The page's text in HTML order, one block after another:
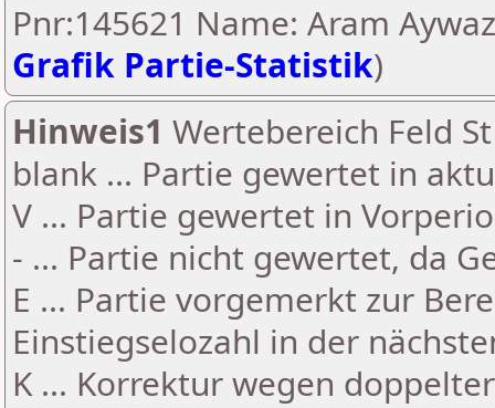
Pnr:145621 Name: Aram
Grafik Partie-Statistik)
Hinweis1 Wertebereich Feld
blank ... Partie gewertet in
V ... Partie gewertet in
- ... Partie nicht gewertet, da
E ... Partie vorgemerkt zur
Einstiegselozahl in der
K ... Korrektur wegen